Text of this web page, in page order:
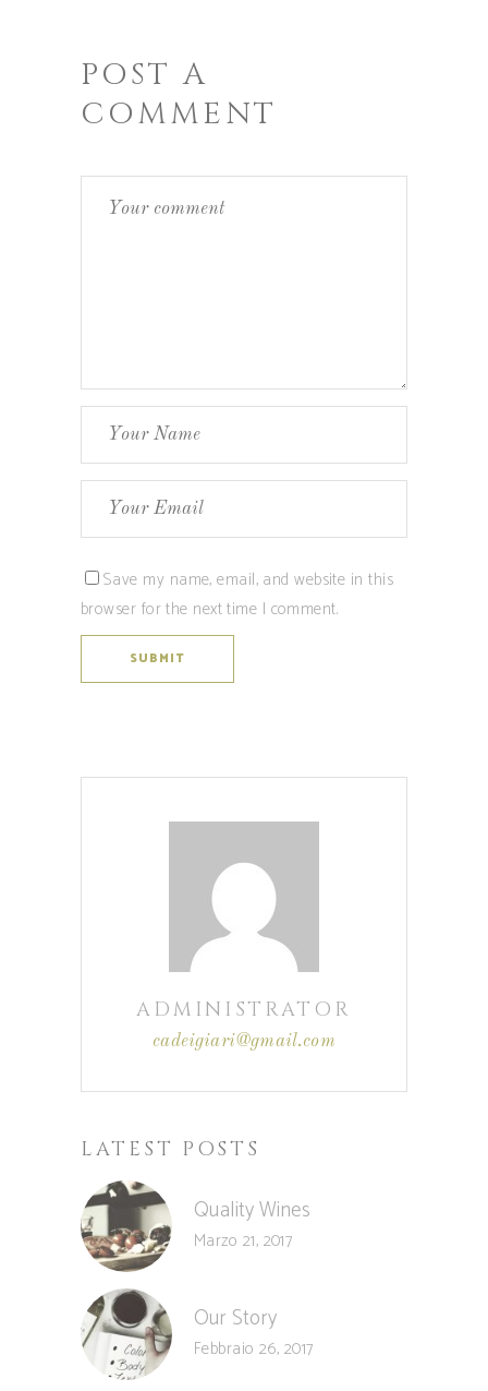
POST A
COMMENT
Save my name, email, and website in this
browser for the next time I comment.
ADMINISTRATOR
cadeigiari@gmail.com
LATEST POSTS
Quality Wines
Marzo 21, 2017
Our Story
Febbraio 26, 2017